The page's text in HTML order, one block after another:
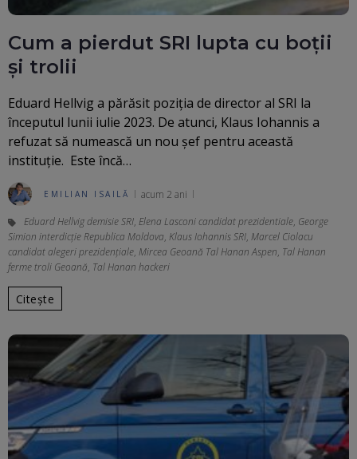
Cum a pierdut SRI lupta cu boții
și trolii
Eduard Hellvig a părăsit poziția de director al SRI la
începutul lunii iulie 2023. De atunci, Klaus Iohannis a
refuzat să numească un nou șef pentru această
instituție. Este încă…
EMILIAN ISAILĂ acum 2 ani
Eduard Hellvig demisie SRI, Elena Lasconi candidat prezidentiale, George
Simion interdicție Republica Moldova, Klaus Iohannis SRI, Marcel Ciolacu
candidat alegeri prezidențiale, Mircea Geoană Tal Hanan Aspen, Tal Hanan
ferme troli Geoană, Tal Hanan hackeri
Citește